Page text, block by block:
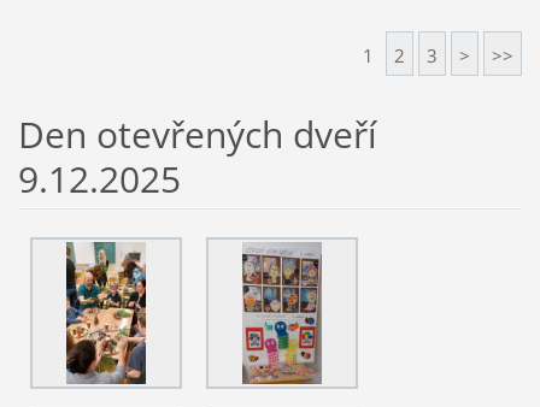
1 2 3 > >>
Den otevřených dveří
9.12.2025